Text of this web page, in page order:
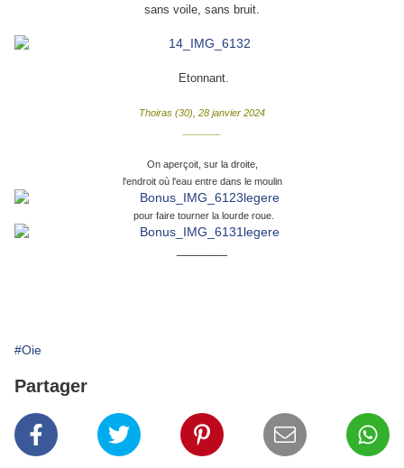
sans voile, sans bruit.
Etonnant.
Thoiras (30), 28 janvier 2024
On aperçoit, sur la droite,
l'endroit où l'eau entre dans le moulin
pour faire tourner la lourde roue.
#Oie
Partager